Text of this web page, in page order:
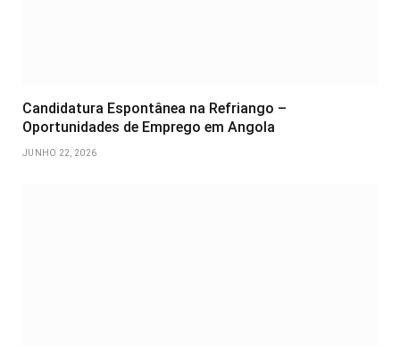
Candidatura Espontânea na Refriango –
Oportunidades de Emprego em Angola
JUNHO 22, 2026